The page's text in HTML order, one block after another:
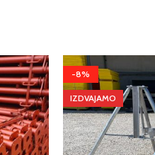
-8%
IZDVAJAMO